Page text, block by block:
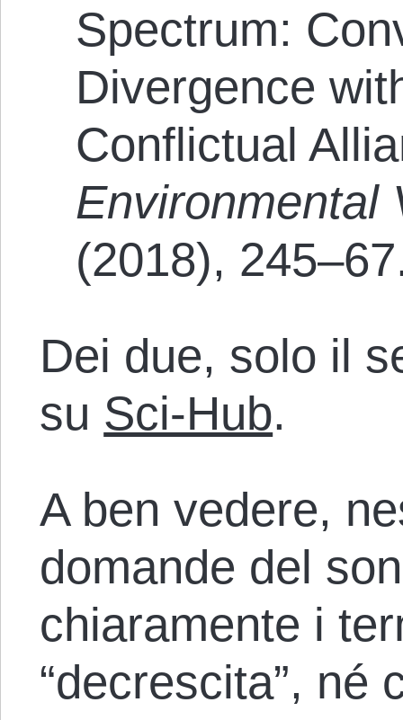
Spectrum:
Divergence
Conflictual
Environmental
(2018),
Dei due, solo il
su Sci-Hub.
A ben vedere,
domande del
chiaramente i
“decrescita”, né